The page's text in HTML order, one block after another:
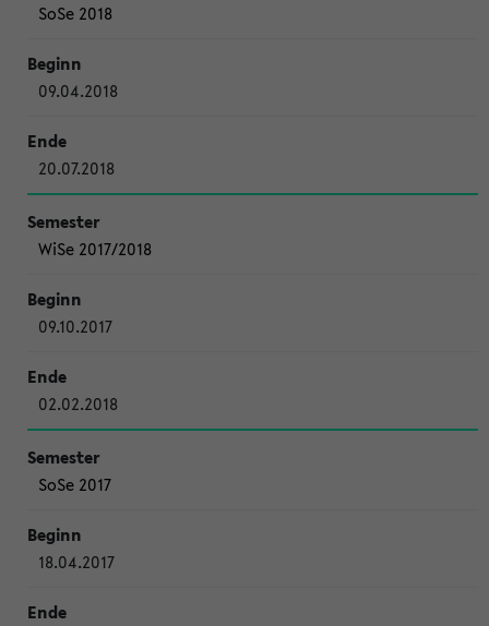
SoSe 2018
09.04.2018
20.07.2018
WiSe 2017/2018
09.10.2017
02.02.2018
SoSe 2017
18.04.2017